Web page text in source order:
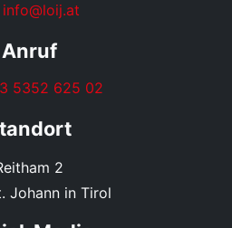
info@loij.at
Anruf
5352 625 02
2
Johann in Tirol